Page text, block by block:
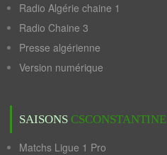
Radio Algérie chaine 1
Radio Chaine 3
Presse algérienne
Version numérique
SAISONS CSCONSTANTINE
Matchs Ligue 1 Pro